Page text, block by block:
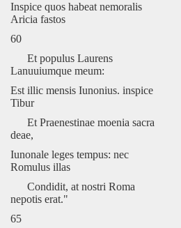
Inspice quos habeat nemoralis
Aricia fastos
60
Et populus Laurens
Lanuuiumque meum:
Est illic mensis Iunonius. inspice
Tibur
Et Praenestinae moenia sacra
deae,
Iunonale leges tempus: nec
Romulus illas
Condidit, at nostri Roma
nepotis erat."
65